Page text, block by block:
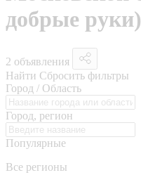
добрые руки)
2 объявления
Найти Сбросить фильтры
Город / Область
Город, регион
Популярные
Все регионы